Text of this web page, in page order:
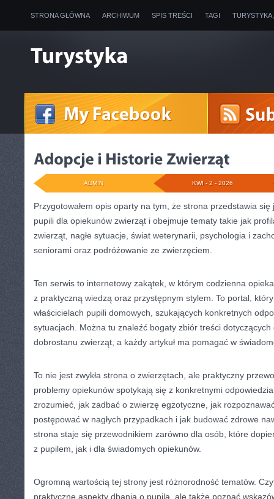
STRONA GŁÓWNA ARCHIWUM SPIS TREŚCI TAGI
KWI - 2 - 2026
ADMIN
Przygotowałem opis oparty na tym, że strona przedstawia
pupili dla opiekunów zwierząt i obejmuje tematy takie jak
zwierząt, nagłe sytuacje, świat weterynarii, psychologia i
seniorami oraz podróżowanie ze zwierzęciem.
Ten serwis to internetowy zakątek, w którym codzienna
z praktyczną wiedzą oraz przystępnym stylem. To portal,
właścicielach pupili domowych, szukających konkretnych
sytuacjach. Można tu znaleźć bogaty zbiór treści
dobrostanu zwierząt, a każdy artykuł ma pomagać w
To nie jest zwykła strona o zwierzętach, ale praktyczny
problemy opiekunów spotykają się z konkretnymi
zrozumieć, jak zadbać o zwierzę egzotyczne, jak
postępować w nagłych przypadkach i jak budować zdrowe
strona staje się przewodnikiem zarówno dla osób, które
z pupilem, jak i dla świadomych opiekunów.
Ogromną wartością tej strony jest różnorodność tematów.
praktyczne aspekty dbania o pupila, ale także poznać